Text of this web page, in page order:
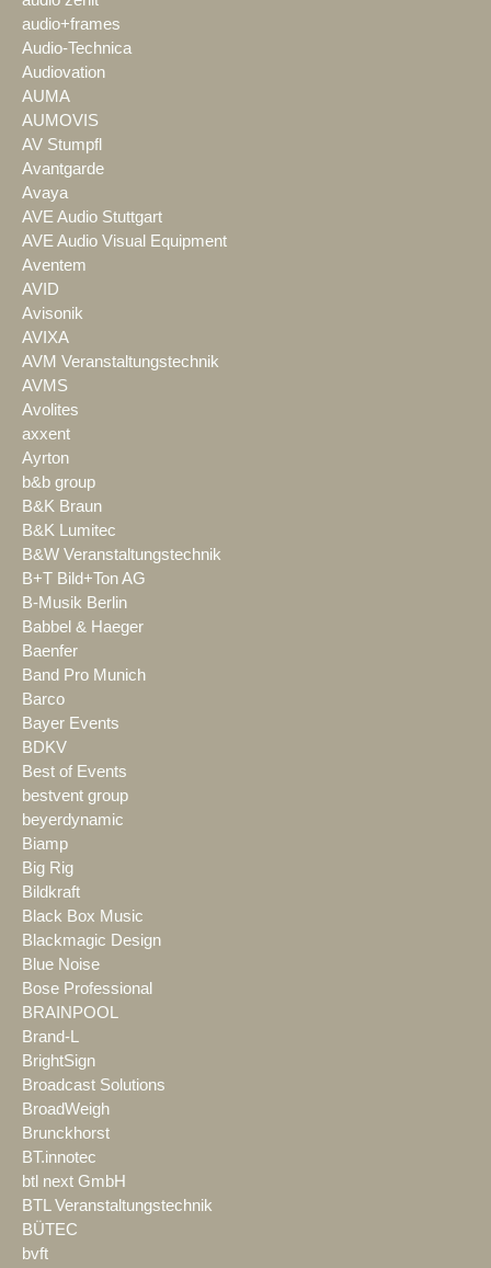
audio+frames
Audio-Technica
Audiovation
AUMA
AUMOVIS
AV Stumpfl
Avantgarde
Avaya
AVE Audio Stuttgart
AVE Audio Visual Equipment
Aventem
AVID
Avisonik
AVIXA
AVM Veranstaltungstechnik
AVMS
Avolites
axxent
Ayrton
b&b group
B&K Braun
B&K Lumitec
B&W Veranstaltungstechnik
B+T Bild+Ton AG
B-Musik Berlin
Babbel & Haeger
Baenfer
Band Pro Munich
Barco
Bayer Events
BDKV
Best of Events
bestvent group
beyerdynamic
Biamp
Big Rig
Bildkraft
Black Box Music
Blackmagic Design
Blue Noise
Bose Professional
BRAINPOOL
Brand-L
BrightSign
Broadcast Solutions
BroadWeigh
Brunckhorst
BT.innotec
btl next GmbH
BTL Veranstaltungstechnik
BÜTEC
bvft